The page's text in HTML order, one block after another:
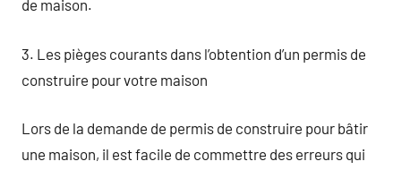
de maison.
3. Les pièges courants dans l’obtention d’un permis de
construire pour votre maison
Lors de la demande de permis de construire pour bâtir
une maison, il est facile de commettre des erreurs qui